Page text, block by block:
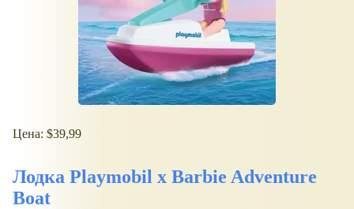
Цена: $39,99
Лодка Playmobil x Barbie Adventure
Boat